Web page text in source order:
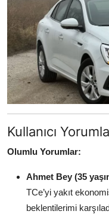
Kullanıcı
Olumlu Yorumlar:
Ahmet Bey (35
TCe’yi yakıt
beklentilerimi